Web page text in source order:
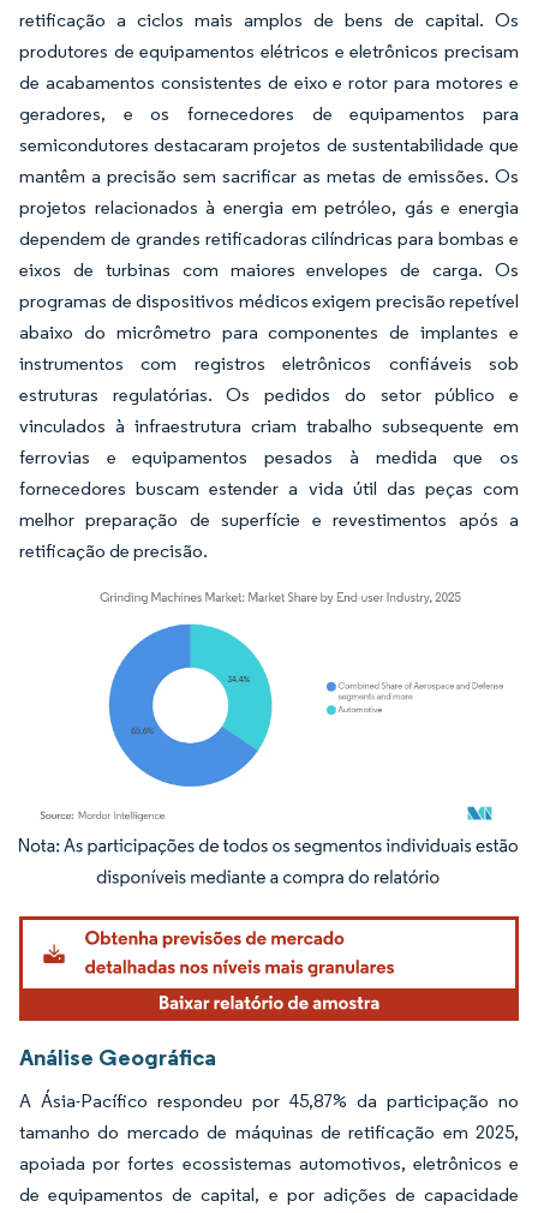
retificação a ciclos mais amplos de bens de capital. Os
produtores de equipamentos elétricos e eletrônicos precisam
de acabamentos consistentes de eixo e rotor para motores e
geradores, e os fornecedores de equipamentos para
semicondutores destacaram projetos de sustentabilidade que
mantêm a precisão sem sacrificar as metas de emissões. Os
projetos relacionados à energia em petróleo, gás e energia
dependem de grandes retificadoras cilíndricas para bombas e
eixos de turbinas com maiores envelopes de carga. Os
programas de dispositivos médicos exigem precisão repetível
abaixo do micrômetro para componentes de implantes e
instrumentos com registros eletrônicos confiáveis sob
estruturas regulatórias. Os pedidos do setor público e
vinculados à infraestrutura criam trabalho subsequente em
ferrovias e equipamentos pesados à medida que os
fornecedores buscam estender a vida útil das peças com
melhor preparação de superfície e revestimentos após a
retificação de precisão.
Imagem © Mordor Intelligence. O reuso requer atribuição conforme CC BY 4.0.
Análise Geográfica
A Ásia-Pacífico respondeu por 45,87% da participação no
tamanho do mercado de máquinas de retificação em 2025,
apoiada por fortes ecossistemas automotivos, eletrônicos e
de equipamentos de capital, e por adições de capacidade